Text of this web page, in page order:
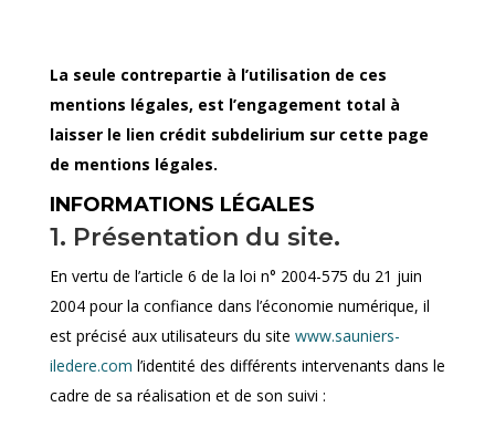
La seule contrepartie à l’utilisation de ces
mentions légales, est l’engagement total à
laisser le lien crédit subdelirium sur cette page
de mentions légales.
INFORMATIONS LÉGALES
1. Présentation du site.
En vertu de l’article 6 de la loi n° 2004-575 du 21 juin
2004 pour la confiance dans l’économie numérique, il
est précisé aux utilisateurs du site www.sauniers-
iledere.com l’identité des différents intervenants dans le
cadre de sa réalisation et de son suivi :